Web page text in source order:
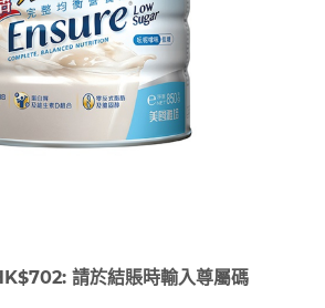
請於結賬時輸入尊屬碼